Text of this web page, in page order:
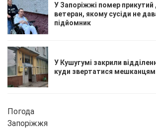
У Запоріжжі помер прикутий
ветеран, якому сусіди не
підйомник
У Кушугумі закрили
куди звертатися мешканцям
Погода
Запоріжжя